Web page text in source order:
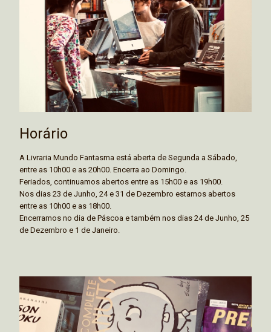
Horário
A Livraria Mundo Fantasma está aberta de Segunda a Sábado,
entre as 10h00 e as 20h00. Encerra ao Domingo.
Feriados, continuamos abertos entre as 15h00 e as 19h00.
Nos dias 23 de Junho, 24 e 31 de Dezembro estamos abertos
entre as 10h00 e as 18h00.
Encerramos no dia de Páscoa e também nos dias 24 de Junho, 25
de Dezembro e 1 de Janeiro.